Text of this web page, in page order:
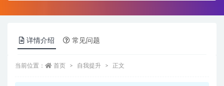
详情介绍 常见问题
当前位置： 首页 自我提升 正文